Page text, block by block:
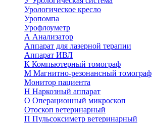
Урологическое кресло
Уропомпа
Урофлоуметр
А Анализатор
Аппарат для лазерной терапии
Аппарат ИВЛ
К Компьютерный томограф
М Магнитно-резонансный томограф
Монитор пациента
Н Наркозный аппарат
О Операционный микроскоп
Отоскоп ветеринарный
П Пульсоксиметр ветеринарный